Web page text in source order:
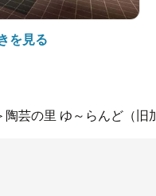
を見る
陶芸の里 ゆ～らんど（旧